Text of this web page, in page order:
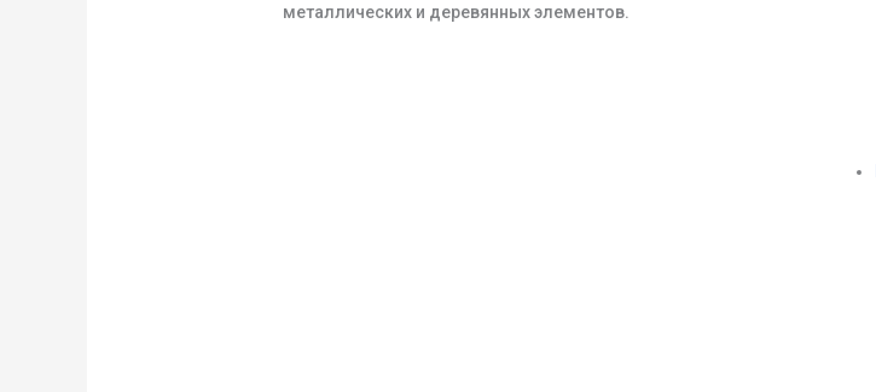
металлических и деревянных элементов.